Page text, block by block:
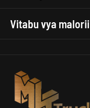
Vitabu vya malorii